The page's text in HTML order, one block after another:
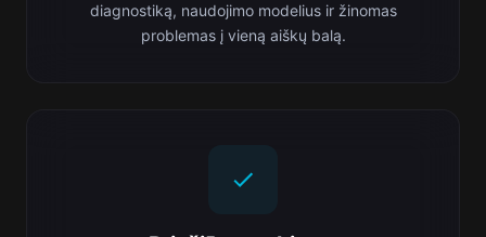
diagnostiką, naudojimo modelius ir žinomas
problemas į vieną aiškų balą.